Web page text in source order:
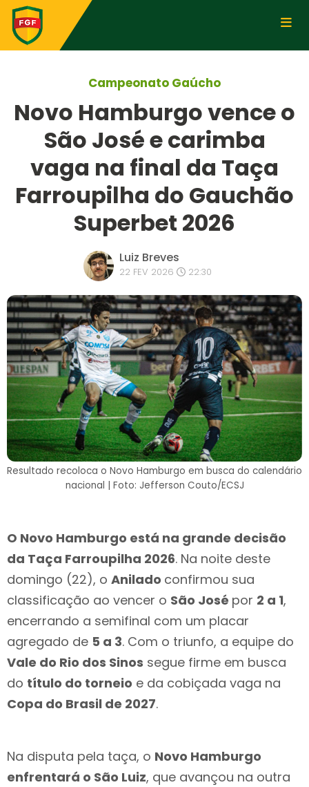
Campeonato Gaúcho
Novo Hamburgo vence o
São José e carimba
vaga na final da Taça
Farroupilha do Gauchão
Superbet 2026
Luiz Breves
22 FEV 2026 22:30
Resultado recoloca o Novo Hamburgo em busca do calendário
nacional | Foto: Jefferson Couto/ECSJ
O Novo Hamburgo está na grande decisão
da Taça Farroupilha 2026. Na noite deste
domingo (22), o Anilado confirmou sua
classificação ao vencer o São José por 2 a 1,
encerrando a semifinal com um placar
agregado de 5 a 3. Com o triunfo, a equipe do
Vale do Rio dos Sinos segue firme em busca
do título do torneio e da cobiçada vaga na
Copa do Brasil de 2027.
Na disputa pela taça, o Novo Hamburgo
enfrentará o São Luiz, que avançou na outra